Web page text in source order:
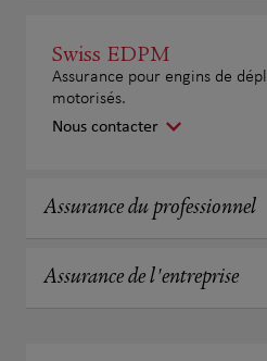
Swiss EDPM
Assurance pour engins de
motorisés.
Nous contacter
Assurance du professionnel
Assurance de l'entreprise